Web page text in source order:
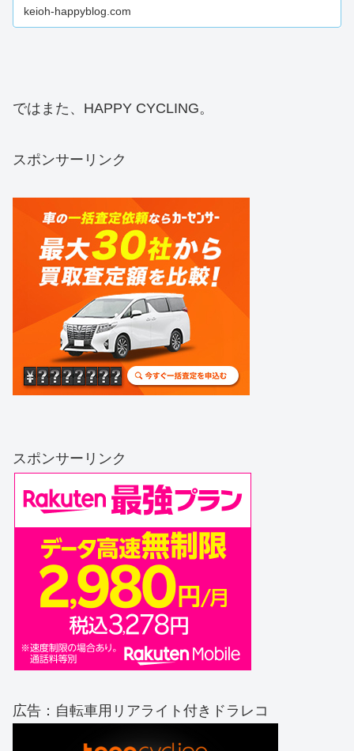
keioh-happyblog.com
ではまた、HAPPY CYCLING。
スポンサーリンク
スポンサーリンク
広告：自転車用リアライト付きドラレコ